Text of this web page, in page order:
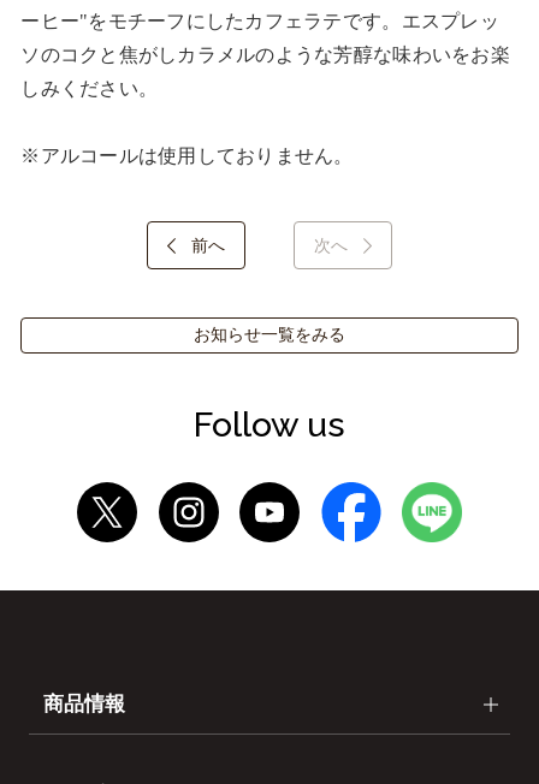
ーヒー"をモチーフにしたカフェラテです。エスプレッ
ソのコクと焦がしカラメルのような芳醇な味わいをお楽
しみください。
※アルコールは使用しておりません。
前へ 次へ
お知らせ一覧をみる
Follow us
商品情報